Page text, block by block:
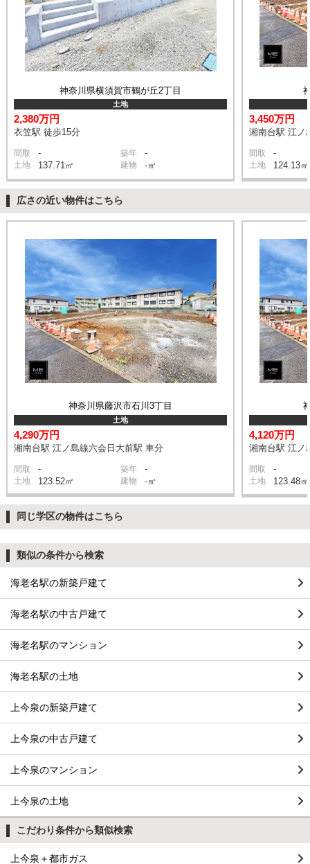
神奈川県横須賀市鶴が丘2丁目
土地
2,380万円
衣笠駅 徒歩15分
間取 - 築年 -
土地 137.71㎡ 建物 -㎡
3,450万円
湘南台駅 江ノ
間取 -
土地 124.13㎡
広さの近い物件はこちら
神奈川県藤沢市石川3丁目
土地
4,290万円
湘南台駅 江ノ島線六会日大前駅 車分
間取 - 築年 -
土地 123.52㎡ 建物 -㎡
4,120万円
湘南台駅 江ノ
間取 -
土地 123.48㎡
同じ学区の物件はこちら
類似の条件から検索
海老名駅の新築戸建て
海老名駅の中古戸建て
海老名駅のマンション
海老名駅の土地
上今泉の新築戸建て
上今泉の中古戸建て
上今泉のマンション
上今泉の土地
こだわり条件から類似検索
上今泉＋都市ガス